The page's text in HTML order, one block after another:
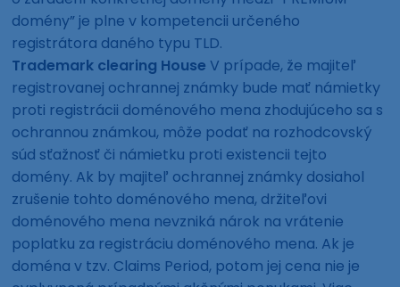
domény” je plne v kompetencii určeného
registrátora daného typu TLD.
Trademark clearing House V prípade, že majiteľ
registrovanej ochrannej známky bude mať námietky
proti registrácii doménového mena zhodujúceho sa s
ochrannou známkou, môže podať na rozhodcovský
súd sťažnosť či námietku proti existencii tejto
domény. Ak by majiteľ ochrannej známky dosiahol
zrušenie tohto doménového mena, držiteľovi
doménového mena nevzniká nárok na vrátenie
poplatku za registráciu doménového mena. Ak je
doména v tzv. Claims Period, potom jej cena nie je